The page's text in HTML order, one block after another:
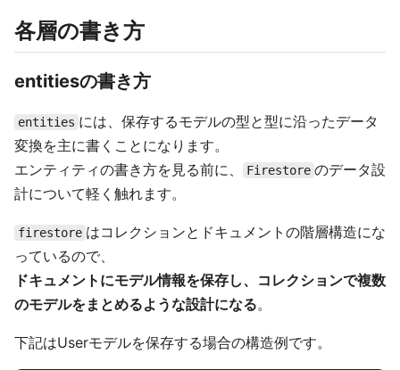
各層の書き方
entitiesの書き方
entities には、保存するモデルの型と型に沿ったデータ
変換を主に書くことになります。
エンティティの書き方を見る前に、
Firestore のデータ設
計について軽く触れます。
firestore はコレクションとドキュメントの階層構造にな
っているので、
ドキュメントにモデル情報を保存し、コレクションで複数
のモデルをまとめるような設計になる。
下記はUserモデルを保存する場合の構造例です。